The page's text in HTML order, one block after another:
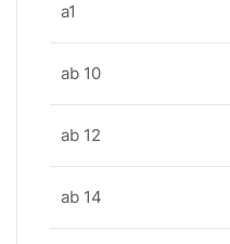
a1
ab 10
ab 12
ab 14